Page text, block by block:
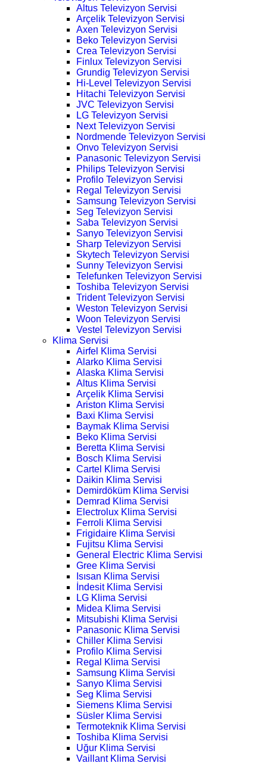
Altus Televizyon Servisi
Arçelik Televizyon Servisi
Axen Televizyon Servisi
Beko Televizyon Servisi
Crea Televizyon Servisi
Finlux Televizyon Servisi
Grundig Televizyon Servisi
Hi-Level Televizyon Servisi
Hitachi Televizyon Servisi
JVC Televizyon Servisi
LG Televizyon Servisi
Next Televizyon Servisi
Nordmende Televizyon Servisi
Onvo Televizyon Servisi
Panasonic Televizyon Servisi
Philips Televizyon Servisi
Profilo Televizyon Servisi
Regal Televizyon Servisi
Samsung Televizyon Servisi
Seg Televizyon Servisi
Saba Televizyon Servisi
Sanyo Televizyon Servisi
Sharp Televizyon Servisi
Skytech Televizyon Servisi
Sunny Televizyon Servisi
Telefunken Televizyon Servisi
Toshiba Televizyon Servisi
Trident Televizyon Servisi
Weston Televizyon Servisi
Woon Televizyon Servisi
Vestel Televizyon Servisi
Klima Servisi
Airfel Klima Servisi
Alarko Klima Servisi
Alaska Klima Servisi
Altus Klima Servisi
Arçelik Klima Servisi
Ariston Klima Servisi
Baxi Klima Servisi
Baymak Klima Servisi
Beko Klima Servisi
Beretta Klima Servisi
Bosch Klima Servisi
Cartel Klima Servisi
Daikin Klima Servisi
Demirdöküm Klima Servisi
Demrad Klima Servisi
Electrolux Klima Servisi
Ferroli Klima Servisi
Frigidaire Klima Servisi
Fujitsu Klima Servisi
General Electric Klima Servisi
Gree Klima Servisi
Isısan Klima Servisi
İndesit Klima Servisi
LG Klima Servisi
Midea Klima Servisi
Mitsubishi Klima Servisi
Panasonic Klima Servisi
Chiller Klima Servisi
Profilo Klima Servisi
Regal Klima Servisi
Samsung Klima Servisi
Sanyo Klima Servisi
Seg Klima Servisi
Siemens Klima Servisi
Süsler Klima Servisi
Termoteknik Klima Servisi
Toshiba Klima Servisi
Uğur Klima Servisi
Vaillant Klima Servisi